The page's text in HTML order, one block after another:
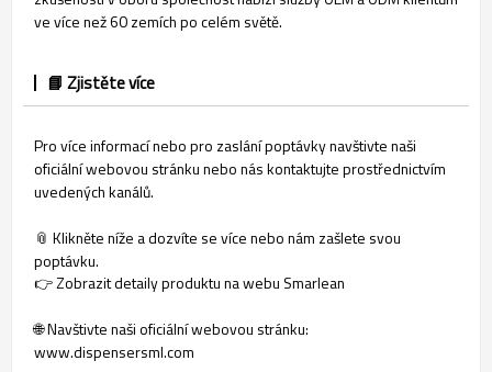
ve více než 60 zemích po celém světě.
📘 Zjistěte více
Pro více informací nebo pro zaslání poptávky navštivte naši
oficiální webovou stránku nebo nás kontaktujte prostřednictvím
uvedených kanálů.
📎 Klikněte níže a dozvíte se více nebo nám zašlete svou
poptávku.
👉 Zobrazit detaily produktu na webu Smarlean
🌐 Navštivte naši oficiální webovou stránku:
www.dispensersml.com